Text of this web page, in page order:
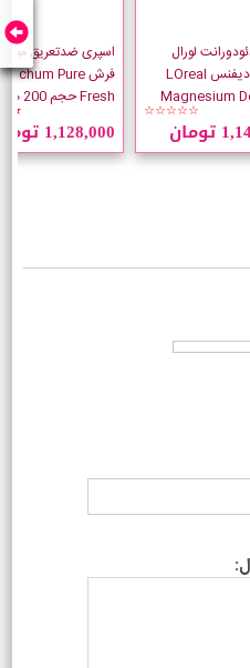
لورال
منیزیوم دیفنس LOreal
Magnesium
☆☆☆☆☆
اسپری ضدتعریق
فرش Mitchum Pure
Fresh حجم 200 میلی لیتر
1,128,000 تومان